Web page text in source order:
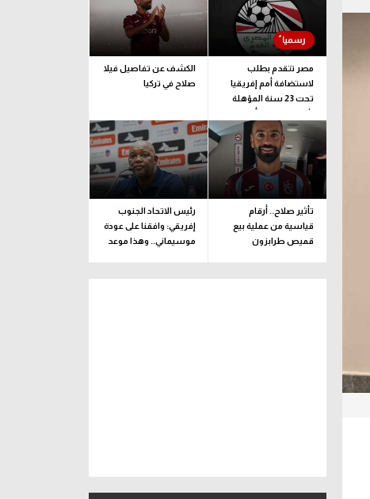
مصر تتقدم بطلب
لاستضافة أمم إفريقيا
تحت 23 سنة المؤهلة
لأولمبياد لوس أنجلوس
الكشف عن تفاصيل فيلا
صلاح في تركيا
تأثير صلاح.. أرقام
قياسية من عملية بيع
قميص طرابزون
رئيس الاتحاد الجنوب
إفريقي: وافقنا على عودة
موسيماني.. وهذا موعد